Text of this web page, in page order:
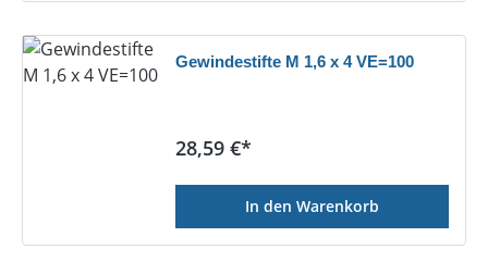
Gewindestifte M 1,6 x 4 VE=100
Regulärer Preis:
28,59 €*
In den Warenkorb